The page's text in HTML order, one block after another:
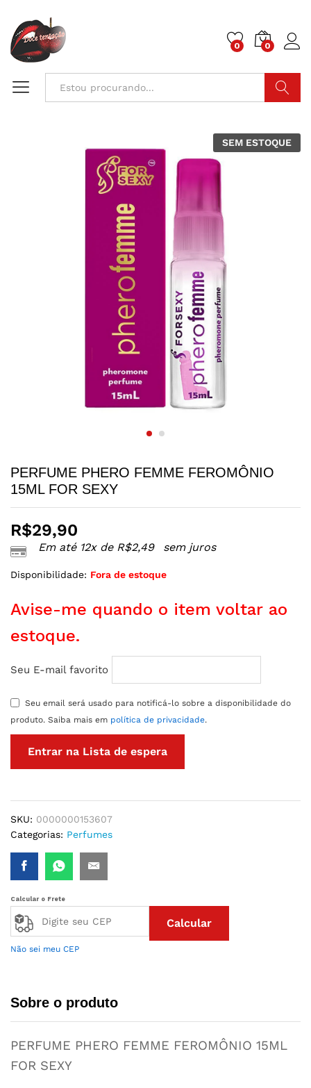
0 0
SEM ESTOQUE
PERFUME PHERO FEMME FEROMÔNIO
15ML FOR SEXY
R$29,90
Em até 12x de R$2,49 sem juros
Disponibilidade: Fora de estoque
Avise-me quando o item voltar ao
estoque.
Seu E-mail favorito
Seu email será usado para notificá-lo sobre a disponibilidade do
produto. Saiba mais em política de privacidade.
SKU: 0000000153607
Categorias: Perfumes
Calcular o Frete
Calcular
Não sei meu CEP
Sobre o produto
PERFUME PHERO FEMME FEROMÔNIO 15ML
FOR SEXY